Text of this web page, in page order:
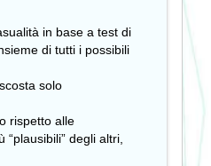
in base a test di
di tutti i possibili
solo
rispetto alle
degli altri,